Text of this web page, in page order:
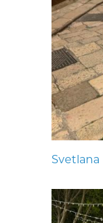
Svetlana